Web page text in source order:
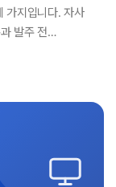
가지입니다. 자사
발주 전